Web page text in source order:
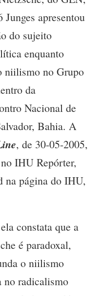
apresentou
do sujeito
enquanto
niilismo no Grupo
da
Nacional de
Bahia. A
, de 30-05-2005,
IHU Repórter,
na página do IHU,
constata que a
é paradoxal,
o niilismo
no radicalismo